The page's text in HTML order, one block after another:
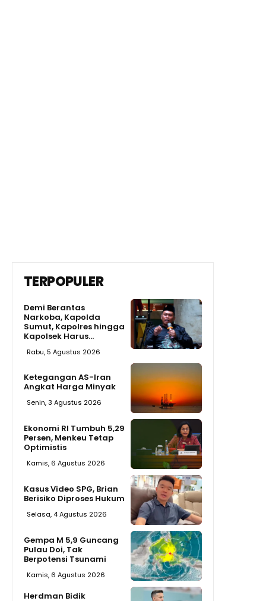
TERPOPULER
Demi Berantas
Narkoba, Kapolda
Sumut, Kapolres hingga
Kapolsek Harus...
Rabu, 5 Agustus 2026
Ketegangan AS-Iran
Angkat Harga Minyak
Senin, 3 Agustus 2026
Ekonomi RI Tumbuh 5,29
Persen, Menkeu Tetap
Optimistis
Kamis, 6 Agustus 2026
Kasus Video SPG, Brian
Berisiko Diproses Hukum
Selasa, 4 Agustus 2026
Gempa M 5,9 Guncang
Pulau Doi, Tak
Berpotensi Tsunami
Kamis, 6 Agustus 2026
Herdman Bidik